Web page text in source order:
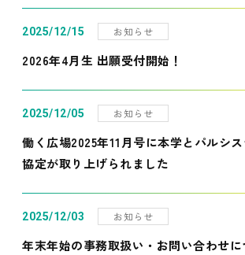
2025/12/15 お知らせ
2026年4月生 出願受付開始！
2025/12/05 お知らせ
働く広場2025年11月号に本学とパルシ
協定が取り上げられました
2025/12/03 お知らせ
年末年始の事務取扱い・お問い合わせに